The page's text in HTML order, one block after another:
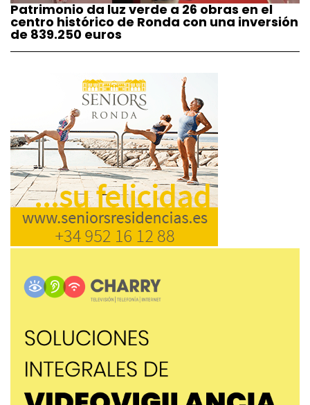
Patrimonio da luz verde a 26 obras en el
centro histórico de Ronda con una inversión
de 839.250 euros